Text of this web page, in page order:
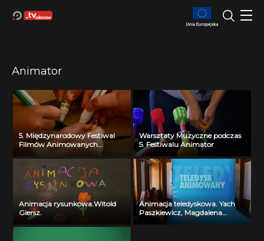
Animator
5. Międzynarodowy Festiwal
Filmów Animowanych
Warsztaty Muzyczne podczas
5. Festiwalu Animator
Animacja rysunkowa.Witold
Giersz.
Animacja teledyskowa. Yach
Paszkiewicz, Magdalena
Kunicka – Paszkiewicz.